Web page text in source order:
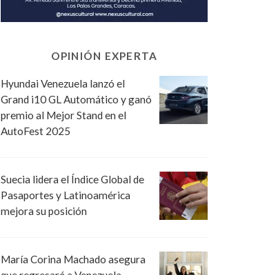
OPINIÓN EXPERTA
Hyundai Venezuela lanzó el
Grand i10 GL Automático y ganó
premio al Mejor Stand en el
AutoFest 2025
Suecia lidera el Índice Global de
Pasaportes y Latinoamérica
mejora su posición
María Corina Machado asegura